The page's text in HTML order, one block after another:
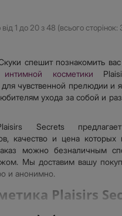
1 до 20 з 48 (всього сторінок:
спешит познакомить
интимной косметики
чувственной прелюдии и
ухода за собой и
Secrets
качество и цена которых
можно безналичным
Мы доставим вашу
и анонимно.
Plaisirs